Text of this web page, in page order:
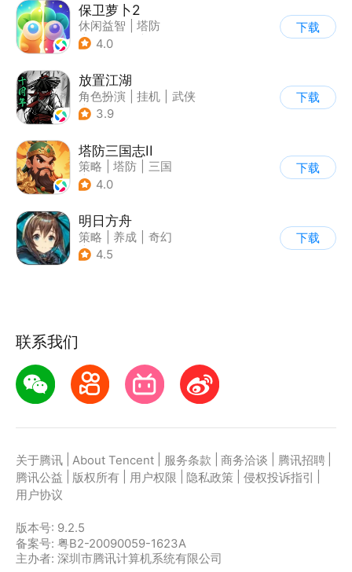
保卫萝卜2
休闲益智
塔防
| 保卫萝卜
4.0
下载
放置江湖
角色扮演 挂机
武侠
| 文字游戏
3.9
下载
塔防三国志II
策略 塔防
三国
| 卡通
4.0
下载
明日方舟
策略 养成
奇幻
| 废土
4.5
下载
联系我们
关于腾讯 About Tencent 服务条款 商务洽谈 腾讯招聘
腾讯公益
版权所有 用户权限 隐私政策 侵权投诉指引
用户协议
版本号: 9.2.5
备案号: 粤B2-20090059-1623A
主办者: 深圳市腾讯计算机系统有限公司